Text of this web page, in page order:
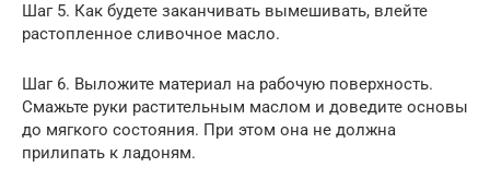
Шаг 5. Как будете заканчивать вымешивать, влейте
растопленное сливочное масло.
Шаг 6. Выложите материал на рабочую поверхность.
Смажьте руки растительным маслом и доведите основы
до мягкого состояния. При этом она не должна
прилипать к ладоням.